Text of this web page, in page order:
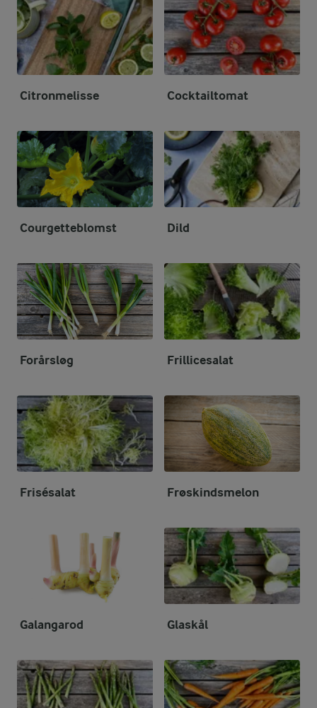
Citronmelisse Cocktailtomat
Courgetteblomst Dild
Forårsløg Frillicesalat
Frisésalat Frøskindsmelon
Galangarod Glaskål